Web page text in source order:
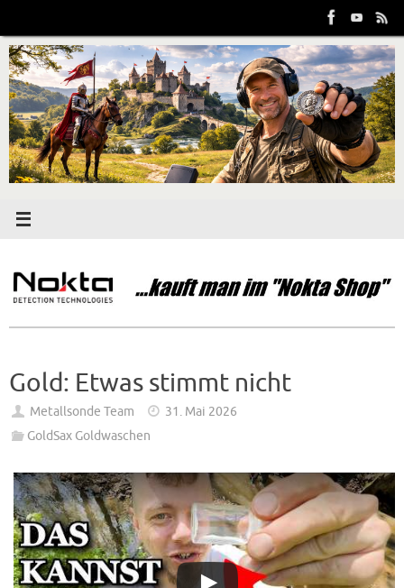
Inhalt
springen
Gold: Etwas stimmt nicht
Metallsonde Team
31. Mai 2026
GoldSax Goldwaschen